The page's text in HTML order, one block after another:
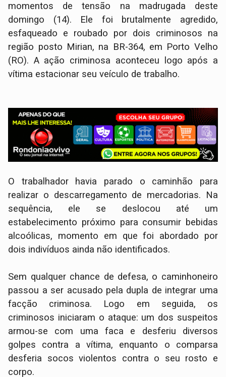
momentos de tensão na madrugada deste
domingo (14). Ele foi brutalmente agredido,
esfaqueado e roubado por dois criminosos na
região posto Mirian, na BR-364, em Porto Velho
(RO). A ação criminosa aconteceu logo após a
vítima estacionar seu veículo de trabalho.
​O trabalhador havia parado o caminhão para
realizar o descarregamento de mercadorias. Na
sequência, ele se deslocou até um
estabelecimento próximo para consumir bebidas
alcoólicas, momento em que foi abordado por
dois indivíduos ainda não identificados.
​Sem qualquer chance de defesa, o caminhoneiro
passou a ser acusado pela dupla de integrar uma
facção criminosa. Logo em seguida, os
criminosos iniciaram o ataque: um dos suspeitos
armou-se com uma faca e desferiu diversos
golpes contra a vítima, enquanto o comparsa
desferia socos violentos contra o seu rosto e
corpo.